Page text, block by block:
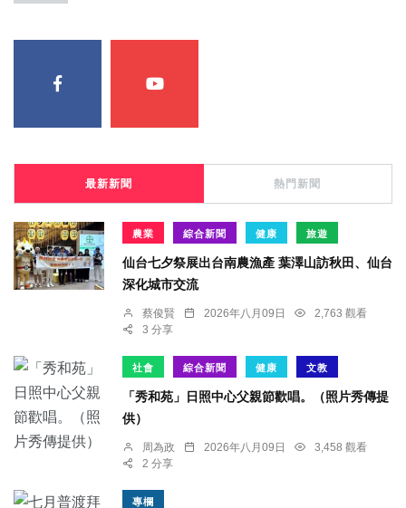
最新新聞 熱門新聞
農業 綜合新聞 健康 旅遊
仙台七夕祭展出台南農漁產 葉澤山訪秋田、仙台
深化城市交流
蔡俊賢 2026年八月09日
2,763 觀看
3 分享
社會 綜合新聞 健康 文教
「秀和苑」日照中心父親節歡唱。（照片秀傳提
供）
周為政 2026年八月09日
3,458 觀看
2 分享
專欄